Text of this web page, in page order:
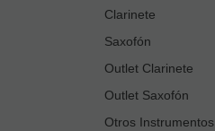
Clarinete
Saxofón
Outlet Clarinete
Outlet Saxofón
Otros Instrumentos